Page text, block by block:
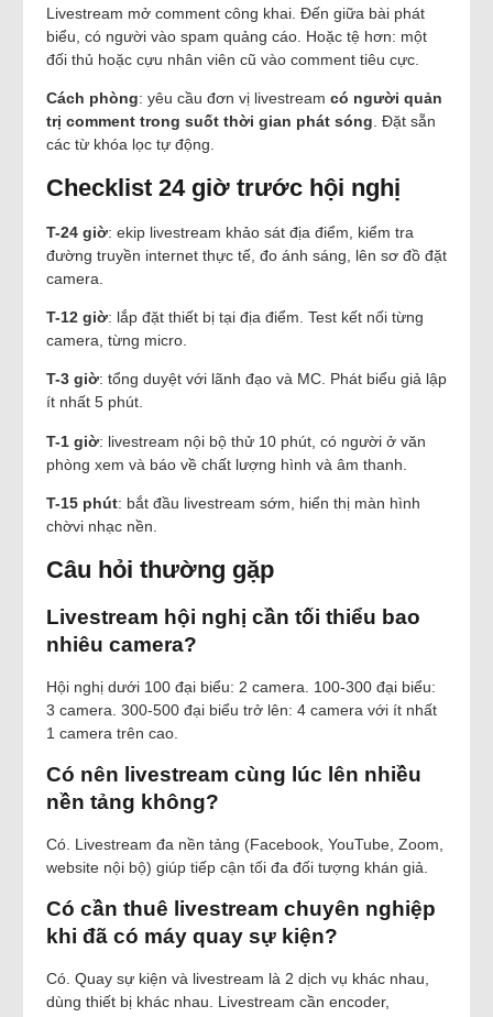
Livestream mở comment công khai. Đến giữa bài phát
biểu, có người vào spam quảng cáo. Hoặc tệ hơn: một
đối thủ hoặc cựu nhân viên cũ vào comment tiêu cực.
Cách phòng: yêu cầu đơn vị livestream có người quản
trị comment trong suốt thời gian phát sóng. Đặt sẵn
các từ khóa lọc tự động.
Checklist 24 giờ trước hội nghị
T-24 giờ: ekip livestream khảo sát địa điểm, kiểm tra
đường truyền internet thực tế, đo ánh sáng, lên sơ đồ đặt
camera.
T-12 giờ: lắp đặt thiết bị tại địa điểm. Test kết nối từng
camera, từng micro.
T-3 giờ: tổng duyệt với lãnh đạo và MC. Phát biểu giả lập
ít nhất 5 phút.
T-1 giờ: livestream nội bộ thử 10 phút, có người ở văn
phòng xem và báo về chất lượng hình và âm thanh.
T-15 phút: bắt đầu livestream sớm, hiển thị màn hình
chờvi nhạc nền.
Câu hỏi thường gặp
Livestream hội nghị cần tối thiểu bao
nhiêu camera?
Hội nghị dưới 100 đại biểu: 2 camera. 100-300 đại biểu:
3 camera. 300-500 đại biểu trở lên: 4 camera với ít nhất
1 camera trên cao.
Có nên livestream cùng lúc lên nhiều
nền tảng không?
Có. Livestream đa nền tảng (Facebook, YouTube, Zoom,
website nội bộ) giúp tiếp cận tối đa đối tượng khán giả.
Có cần thuê livestream chuyên nghiệp
khi đã có máy quay sự kiện?
Có. Quay sự kiện và livestream là 2 dịch vụ khác nhau,
dùng thiết bị khác nhau. Livestream cần encoder,